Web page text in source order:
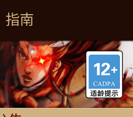
指南